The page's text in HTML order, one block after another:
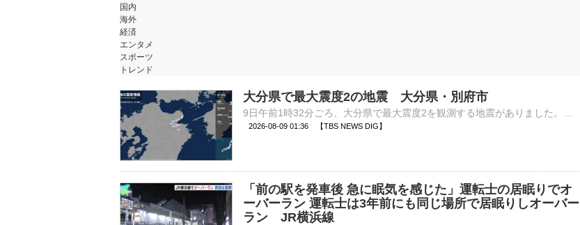
国内
海外
経済
エンタメ
スポーツ
トレンド
大分県で最大震度2の地震 大分県・別府市
2026-08-09 01:36 【TBS NEWS DIG】
「前の駅を発車後 急に眠気を感じた」運転士の居眠りでオ
ーバーラン 運転士は3年前にも同じ場所で居眠りしオーバー
ラン JR横浜線